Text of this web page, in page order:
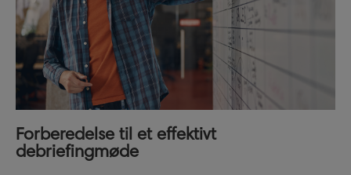
Forberedelse til et effektivt
debriefingmøde